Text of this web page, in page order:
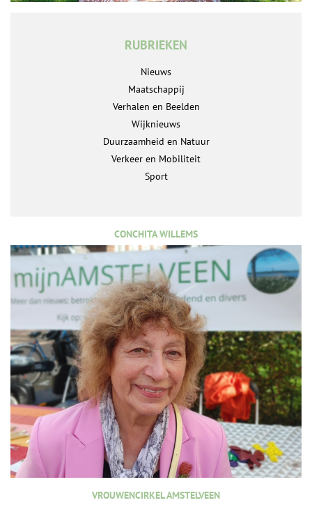
RUBRIEKEN
Nieuws
Maatschappij
Verhalen en Beelden
Wijknieuws
Duurzaamheid en Natuur
Verkeer en Mobiliteit
Sport
CONCHITA WILLEMS
VROUWENCIRKEL AMSTELVEEN